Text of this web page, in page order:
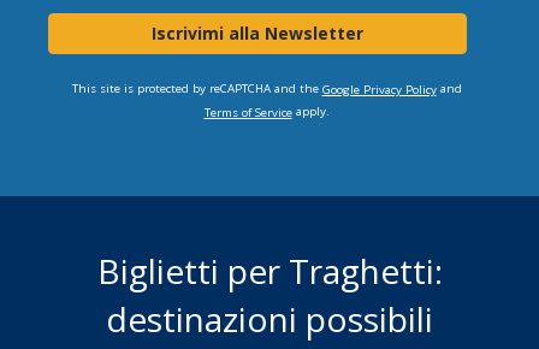
Iscrivimi alla Newsletter
This site is protected by reCAPTCHA and the Google Privacy Policyand
Terms of Serviceapply.
Biglietti per Traghetti:
destinazioni possibili